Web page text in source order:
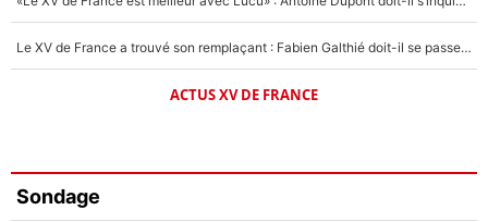
Le XV de France a trouvé son remplaçant : Fabien Galthié doit-il se passer d'Antoine Dupont ?
ACTUS XV DE FRANCE
Sondage